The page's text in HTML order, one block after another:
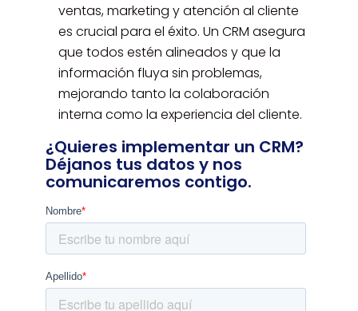
ventas, marketing y atención al cliente
es crucial para el éxito. Un CRM asegura
que todos estén alineados y que la
información fluya sin problemas,
mejorando tanto la colaboración
interna como la experiencia del cliente.
¿Quieres implementar un CRM?
Déjanos tus datos y nos
comunicaremos contigo.